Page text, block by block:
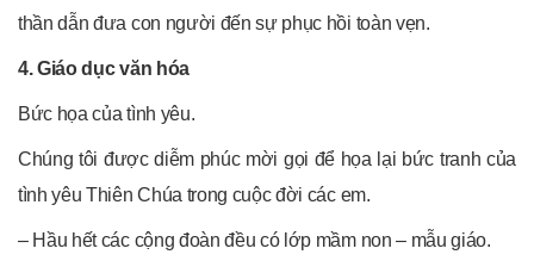
thần dẫn đưa con người đến sự phục hồi toàn vẹn.
4. Giáo dục văn hóa
Bức họa của tình yêu.
Chúng tôi được diễm phúc mời gọi để họa lại bức tranh của
tình yêu Thiên Chúa trong cuộc đời các em.
– Hầu hết các cộng đoàn đều có lớp mầm non – mẫu giáo.